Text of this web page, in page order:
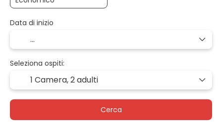
Data di inizio
Seleziona ospiti:
1 Camera,2 adulti
Cerca